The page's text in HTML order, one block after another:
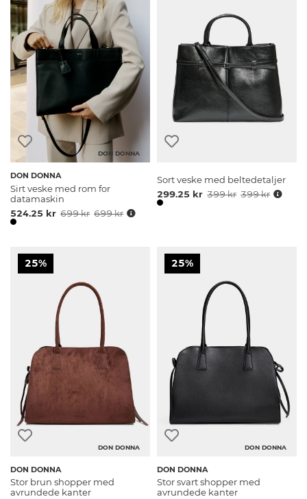
DON DONNA
DON DONNA
Sirt veske med rom for
datamaskin
524.25 kr 699 kr 699 kr
Sort veske med beltedetaljer
299.25 kr 399 kr 399 kr
25%
DON DONNA
DON DONNA
Stor brun shopper med
avrundede kanter
25%
DON DONNA
DON DONNA
Stor svart shopper med
avrundede kanter